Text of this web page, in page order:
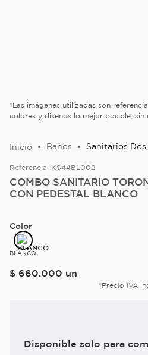
*Las imágenes utilizadas son
colores y diseños lo mejor posible,
Baños Sanitarios Dos
Referencia: KS44BL002
COMBO SANITARIO
CON PEDESTAL BLANCO
Color
BLANCO
$ 660.000 un
*Precio IVA
Disponible solo para